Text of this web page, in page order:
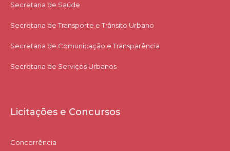
Secretaria de Saúde
Secretaria de Transporte e Trânsito Urbano
Secretaria de Comunicação e Transparência
Secretaria de Serviços Urbanos
Licitações e Concursos
Concorrência